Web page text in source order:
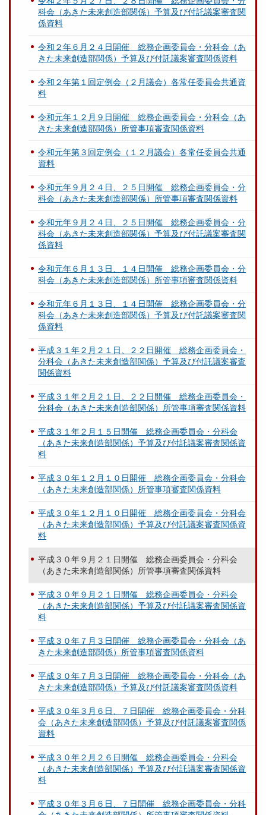
科会（あきた未来創造部関係）予算及び付託議案審査関
係資料
令和２年６月２４日開催 総務企画委員会・分科会（あ
きた未来創造部関係）予算及び付託議案審査関係資料
令和２年第１回定例会（２月議会）各常任委員会共通資
料
令和元年１２月９日開催 総務企画委員会・分科会（あ
きた未来創造部関係）所管事項審査関係資料
令和元年第３回定例会（１２月議会）各常任委員会共通
資料
令和元年９月２４日、２５日開催 総務企画委員会・分
科会（あきた未来創造部関係）所管事項審査関係資料
令和元年９月２４日、２５日開催 総務企画委員会・分
科会（あきた未来創造部関係）予算及び付託議案審査関
係資料
令和元年６月１３日、１４日開催 総務企画委員会・分
科会（あきた未来創造部関係）所管事項審査関係資料
令和元年６月１３日、１４日開催 総務企画委員会・分
科会（あきた未来創造部関係）予算及び付託議案審査関
係資料
平成３１年２月２１日、２２日開催 総務企画委員会・
分科会（あきた未来創造部関係）予算及び付託議案審査
関係資料
平成３１年２月２１日、２２日開催 総務企画委員会・
分科会（あきた未来創造部関係）所管事項審査関係資料
平成３１年２月１５日開催 総務企画委員会・分科会
（あきた未来創造部関係）予算及び付託議案審査関係資
料
平成３０年１２月１０日開催 総務企画委員会・分科会
（あきた未来創造部関係）所管事項審査関係資料
平成３０年１２月１０日開催 総務企画委員会・分科会
（あきた未来創造部関係）予算及び付託議案審査関係資
料
平成３０年９月２１日開催 総務企画委員会・分科会
（あきた未来創造部関係）所管事項審査関係資料
平成３０年９月２１日開催 総務企画委員会・分科会
（あきた未来創造部関係）予算及び付託議案審査関係資
料
平成３０年７月３日開催 総務企画委員会・分科会（あ
きた未来創造部関係）所管事項審査関係資料
平成３０年７月３日開催 総務企画委員会・分科会（あ
きた未来創造部関係）予算及び付託議案審査関係資料
平成３０年３月６日、７日開催 総務企画委員会・分科
会（あきた未来創造部関係）予算及び付託議案審査関係
資料
平成３０年２月２６日開催 総務企画委員会・分科会
（あきた未来創造部関係）予算及び付託議案審査関係資
料
平成３０年３月６日、７日開催 総務企画委員会・分科